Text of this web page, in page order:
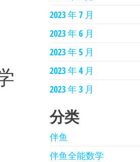
2023 年 7 月
2023 年 6 月
2023 年 5 月
2023 年 4 月
2023 年 3 月
分类
伴鱼
伴鱼全能数学